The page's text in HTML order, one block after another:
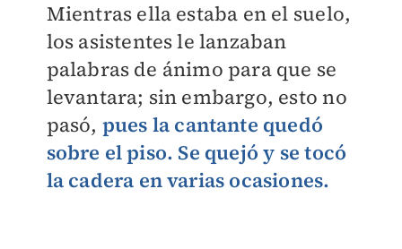
Mientras ella estaba en el suelo,
los asistentes le lanzaban
palabras de ánimo para que se
levantara; sin embargo, esto no
pasó, pues la cantante quedó
sobre el piso. Se quejó y se tocó
la cadera en varias ocasiones.